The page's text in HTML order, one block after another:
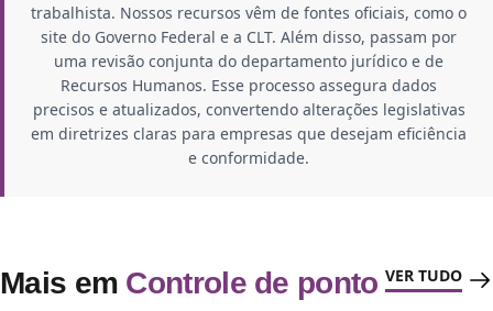
trabalhista. Nossos recursos vêm de fontes oficiais, como o
site do Governo Federal e a CLT. Além disso, passam por
uma revisão conjunta do departamento jurídico e de
Recursos Humanos. Esse processo assegura dados
precisos e atualizados, convertendo alterações legislativas
em diretrizes claras para empresas que desejam eficiência
e conformidade.
Mais em Controle de ponto VER TUDO